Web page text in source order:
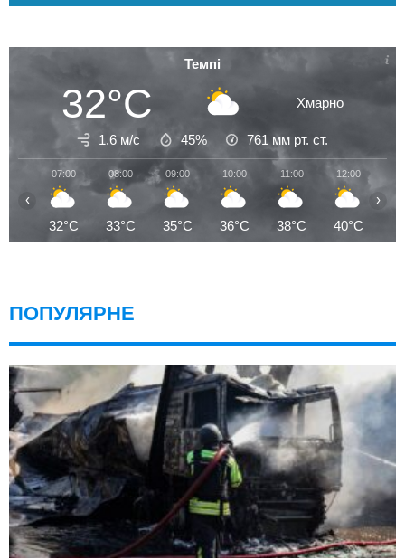
Темпі
32°C Хмарно
1.6 м/с 45% 761 мм рт. ст.
07:00
32°C
08:00
33°C
09:00
35°C
10:00
36°C
11:00
38°C
12:00
40°C
‹ ›
ПОПУЛЯРНЕ